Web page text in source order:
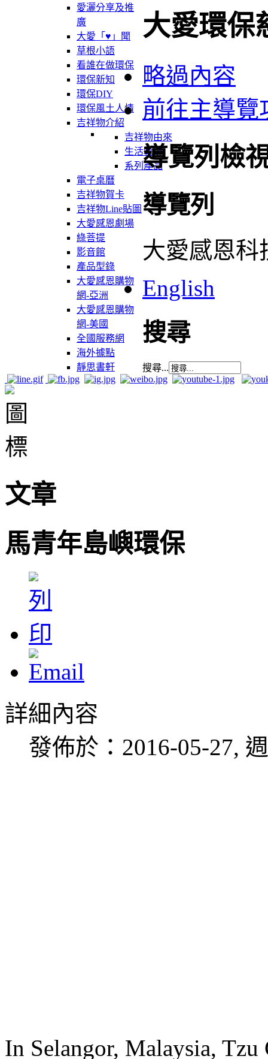
愛灑分享及推
廣
大愛「♥」聞
草根小語
看誰在做環保
環保新知
環保DIY
環保風土人情
吉祥物介紹
吉祥物由來
生活軌跡
系列產品
電子桌曆
吉祥物賀卡
吉祥物Line貼圖
大愛感恩劇場
綠菩提
影音館
產品型錄
大愛感恩購物
網-亞洲
大愛感恩購物
網-美國
全國服務網
海外據點
靜思書軒
大愛環保
略過內容
前往主導覽
導覽列檢
導覽列
大愛感恩科
English
搜尋
搜尋...
文章
馬青年島嶼環保
詳細內容
發佈於：2016-05-27,
In Selangor, Malaysia,